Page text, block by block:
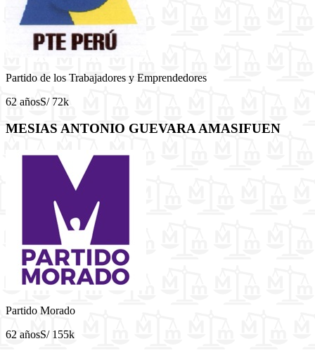
Partido de los Trabajadores y Emprendedores
62 añosS/ 72k
MESIAS ANTONIO GUEVARA AMASIFUEN
Partido Morado
62 añosS/ 155k